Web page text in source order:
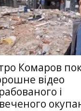
Комаров
відео
і